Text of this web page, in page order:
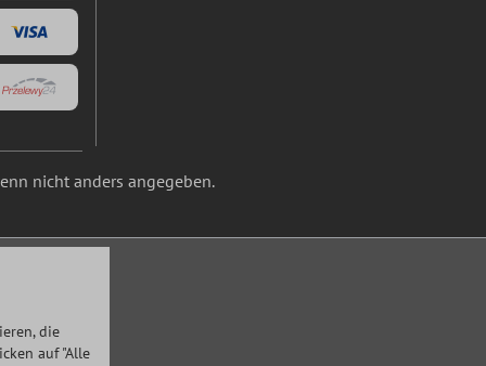
nicht anders angegeben.
die
auf "Alle